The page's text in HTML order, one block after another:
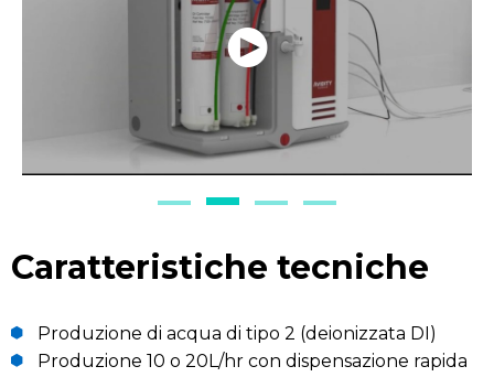
Caratteristiche tecniche
Produzione di acqua di tipo 2 (deionizzata DI)
Produzione 10 o 20L/hr con dispensazione rapida